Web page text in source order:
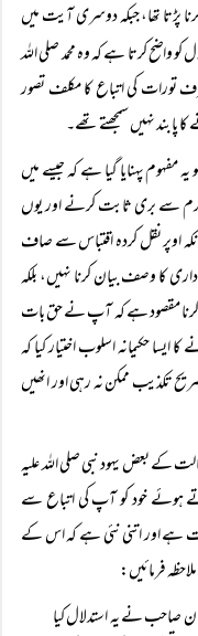
پڑتا تھا، جبکہ دوسری آیت میں
واضح کرتا ہے کہ وہ محمد صلی اللہ
تورات کی اتباع کا مکلف تصور
نہیں سمجھتے تھے۔
پہنایا گیا ہے کہ جیسے میں
جرم سے بری ثابت کرنے اور یوں
اوپر نقل کردہ اقتباس سے صاف
کا وصف بیان کرنا نہیں، بلکہ
کرنا مقصود ہے کہ آپ نے حق بات
حکیمانہ اسلوب اختیار کیا کہ
تکذیب ممکن نہ رہی اور انھیں
کے بعض یہود نبی صلی اللہ علیہ
ہوئے خود کو آپ کی اتباع سے
ہے اور اتنی نئی ہے کہ اس کے
فرمائیں:
صاحب نے یہ استدلال کیا